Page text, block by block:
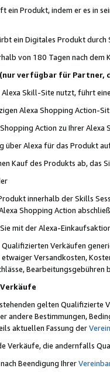
ein Produkt, indem er es in
ein Digitales Produkt durch
von 180 Tagen nach dem
verfügbar für Partner,
Skill-Site nutzt, führt
Alexa Shopping Action-
Action zu Ihrer Alexa
Alexa für das Produkt
Kauf des Produkts ab, das
innerhalb der Skills
Shopping Action
mit der Alexa-
Verkäufen
Versandkosten,
Verkäufe
gelten Qualifizierte
andere Bestimmungen,
aktuellen Fassung der
Verkäufe, die andernfalls
Beendigung Ihrer